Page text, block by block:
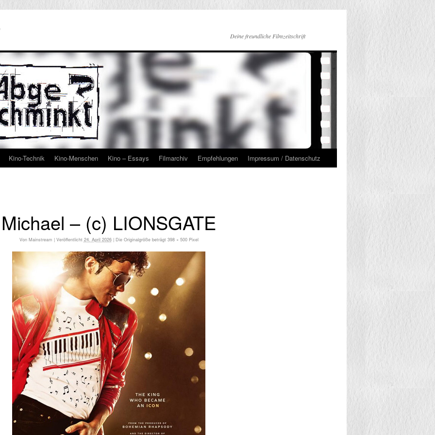
Deine freundliche Filmzeitschrift
Kino-Technik Kino-Menschen Kino – Essays Filmarchiv Empfehlungen Impressum / Datenschutz
Michael – (c) LIONSGATE
Von Mainstream | Veröffentlicht 24. April 2026 |Die Originalgröße beträgt 398 × 500Pixel